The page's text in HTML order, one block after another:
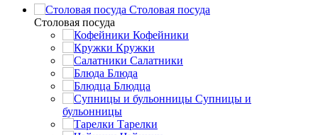
Столовая посуда
Столовая посуда
Кофейники
Кружки
Салатники
Блюда
Блюдца
Супницы и
бульонницы
Тарелки